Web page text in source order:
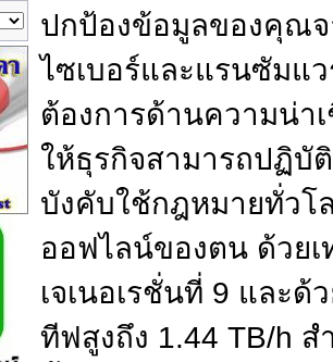
ปกป้องข้อมูลของคุณ
ไซเบอร์และแรนซัมแ
ต้องการด้านความน่า
ให้ธุรกิจสามารถปฏิบั
บังคับใช้กฎหมายทั่วโ
ออฟไลน์ของตน ด้วย
เจเนอเรชั่นที่ 9 และด้
ทีฟสูงถึง 1.44 TB/h